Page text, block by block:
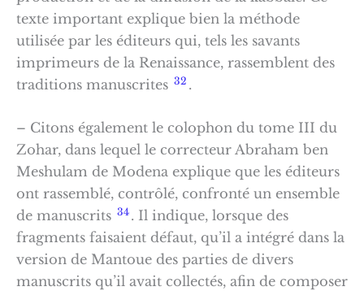
texte important explique bien la méthode
utilisée par les éditeurs qui, tels les savants
imprimeurs de la Renaissance, rassemblent des
traditions manuscrites 32 .
– Citons également le colophon du tome III du
Zohar, dans lequel le correcteur Abraham ben
Meshulam de Modena explique que les éditeurs
ont rassemblé, contrôlé, confronté un ensemble
de manuscrits 34 . Il indique, lorsque des
fragments faisaient défaut, qu’il a intégré dans la
version de Mantoue des parties de divers
manuscrits qu’il avait collectés, afin de composer